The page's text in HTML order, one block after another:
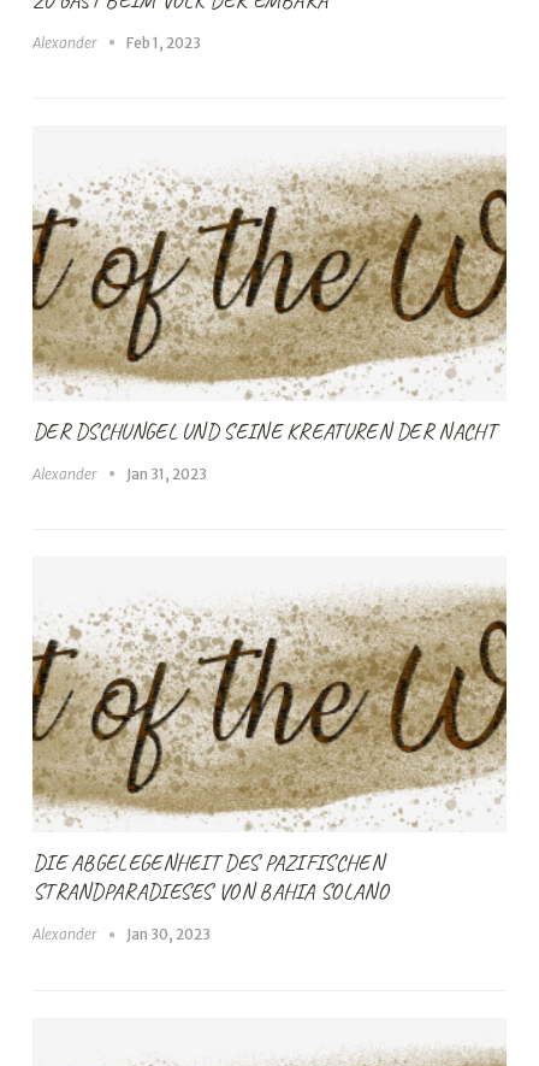
Alexander Feb 1, 2023
DER DSCHUNGEL UND SEINE KREATUREN DER NACHT
Alexander Jan 31, 2023
DIE ABGELEGENHEIT DES PAZIFISCHEN
STRANDPARADIESES VON BAHIA SOLANO
Alexander Jan 30, 2023